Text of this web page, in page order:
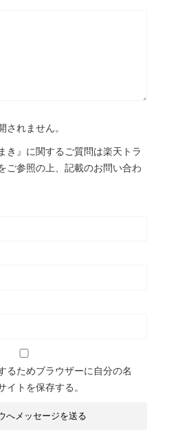
されません。
き』に関するご質問は楽天トラ
ご参照の上、記載のお問い合わ
るためブラウザーに自分の名
イトを保存する。